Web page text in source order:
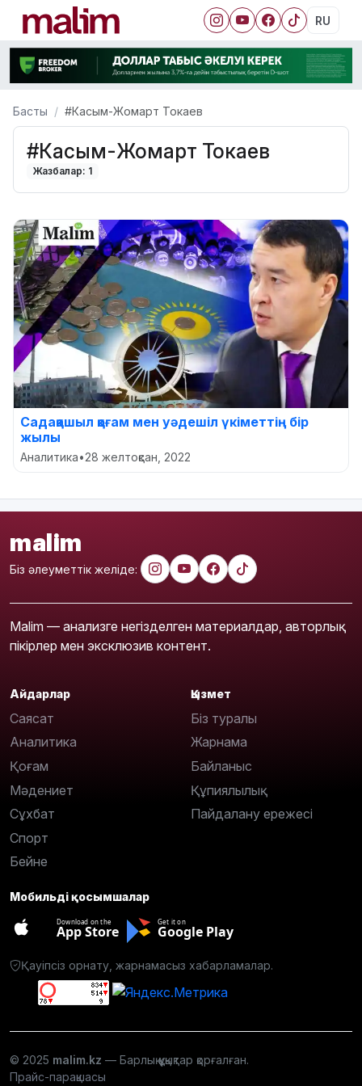
RU
Басты #Касым-Жомарт Токаев
#Касым-Жомарт Токаев
Жазбалар: 1
Садақашыл қоғам мен уәдешіл үкіметтің бір
жылы
Аналитика•28 желтоқсан, 2022
malim
Біз әлеуметтік желіде:
Malim — анализге негізделген материалдар, авторлық
пікірлер мен эксклюзив контент.
Айдарлар
Саясат
Аналитика
Қоғам
Мәдениет
Сұхбат
Спорт
Бейне
Қызмет
Біз туралы
Жарнама
Байланыс
Құпиялылық
Пайдалану ережесі
Мобильді қосымшалар
Download on the
App Store
Get it on
Google Play
Қауіпсіз орнату, жарнамасыз хабарламалар.
© 2025 malim.kz — Барлық құқықтар қорғалған.
Прайс-парақшасы